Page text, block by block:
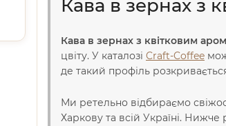
Кава в зернах з
Кава в зернах з квітковим
цвіту. У каталозі Craft-Coffee
де такий профіль
Ми ретельно відбираємо
Харкову та всій Україні. Нижче